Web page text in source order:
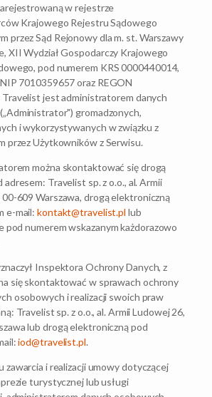
w rejestrze
Krajowego Rejestru Sądowego
przez Sąd Rejonowy dla m. st. Warszawy
XII Wydział Gospodarczy Krajowego
pod numerem KRS 0000440014,
7010359657 oraz REGON
jest administratorem danych
gromadzonych,
i wykorzystywanych w związku z
przez Użytkowników z Serwisu.
można skontaktować się drogą
adresem: Travelist sp. z o.o., al. Armii
609 Warszawa, drogą elektroniczną
e-mail:kontakt@travelist.pl lub
pod numerem wskazanym każdorazowo
Inspektora Ochrony Danych, z
się skontaktować w sprawach ochrony
osobowych i realizacji swoich praw
Travelist sp. z o.o., al. Armii Ludowej 26,
lub drogą elektroniczną pod
iod@travelist.pl.
zawarcia i realizacji umowy dotyczącej
turystycznej lub usługi